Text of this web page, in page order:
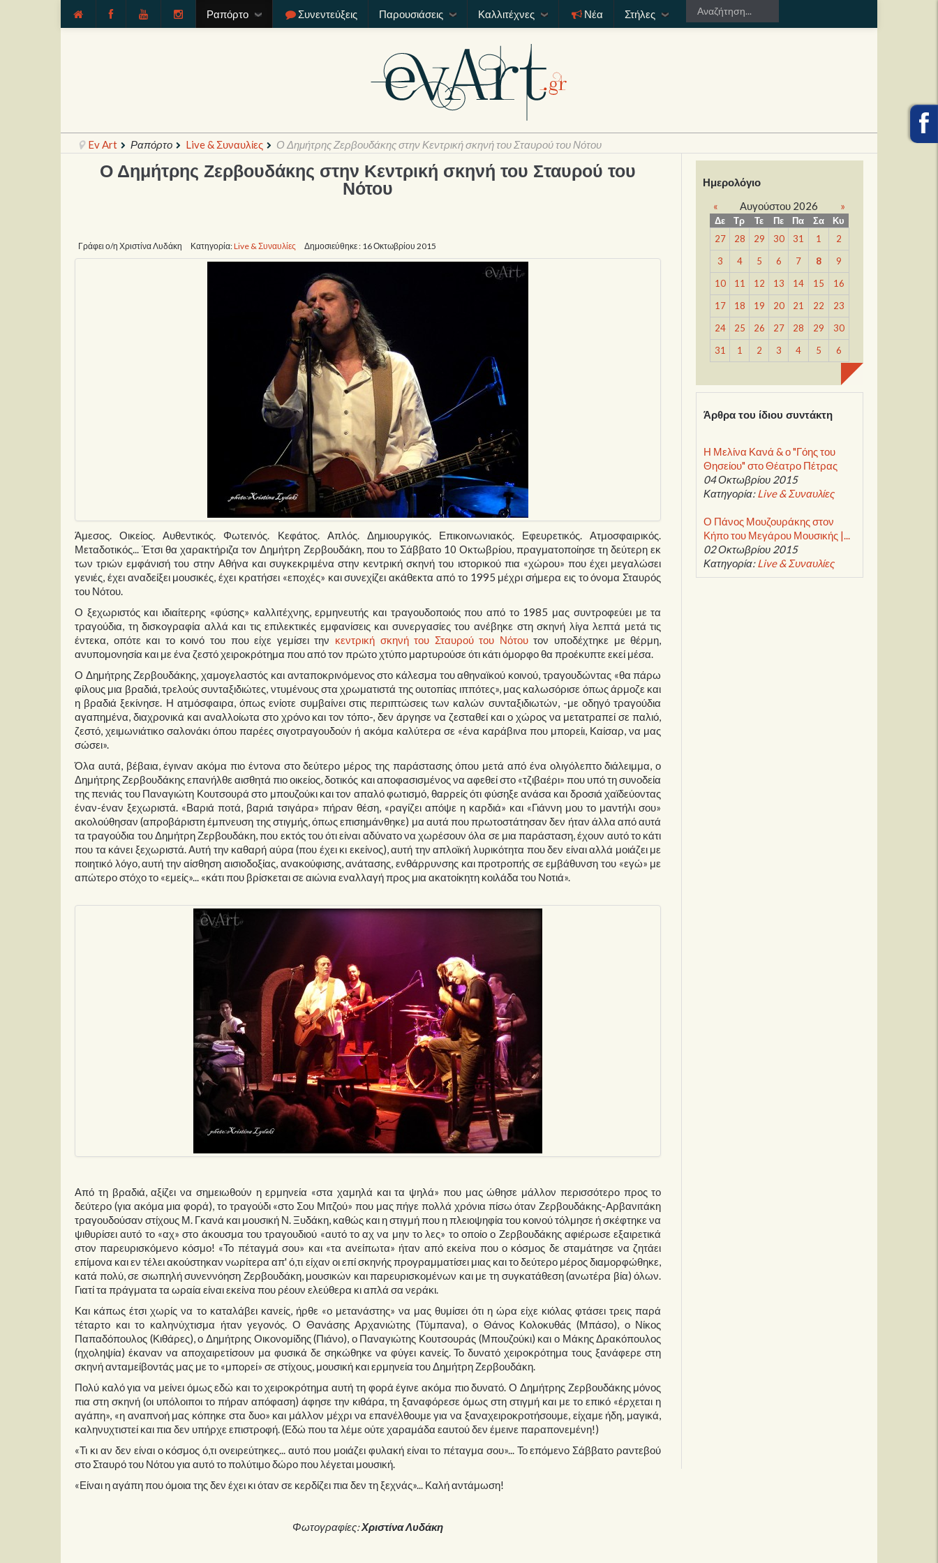
Ραπόρτο Συνεντεύξεις Παρουσιάσεις Καλλιτέχνες Νέα Στήλες
Ev Art Ραπόρτο Live & Συναυλίες Ο Δημήτρης Ζερβουδάκης στην Κεντρική σκηνή του Σταυρού του Νότου
Ο Δημήτρης Ζερβουδάκης στην Κεντρική σκηνή του Σταυρού του
Νότου
Γράφει ο/η Χριστίνα Λυδάκη Κατηγορία:Live & Συναυλίες Δημοσιεύθηκε : 16 Οκτωβρίου 2015
Άμεσος. Οικείος. Αυθεντικός. Φωτεινός. Κεφάτος. Απλός. Δημιουργικός. Επικοινωνιακός. Εφευρετικός. Ατμοσφαιρικός.
Μεταδοτικός... Έτσι θα χαρακτήριζα τον Δημήτρη Ζερβουδάκη, που το Σάββατο 10 Οκτωβρίου, πραγματοποίησε τη δεύτερη εκ
των τριών εμφάνισή του στην Αθήνα και συγκεκριμένα στην κεντρική σκηνή του ιστορικού πια «χώρου» που έχει μεγαλώσει
γενιές, έχει αναδείξει μουσικές, έχει κρατήσει «εποχές» και συνεχίζει ακάθεκτα από το 1995 μέχρι σήμερα εις το όνομα Σταυρός
του Νότου.
Ο ξεχωριστός και ιδιαίτερης «φύσης» καλλιτέχνης, ερμηνευτής και τραγουδοποιός που από το 1985 μας συντροφεύει με τα
τραγούδια, τη δισκογραφία αλλά και τις επιλεκτικές εμφανίσεις και συνεργασίες του ανέβηκε στη σκηνή λίγα λεπτά μετά τις
έντεκα, οπότε και το κοινό του που είχε γεμίσει την κεντρική σκηνή του Σταυρού του Νότουτον υποδέχτηκε με θέρμη,
ανυπομονησία και με ένα ζεστό χειροκρότημα που από τον πρώτο χτύπο μαρτυρούσε ότι κάτι όμορφο θα προέκυπτε εκεί μέσα.
Ο Δημήτρης Ζερβουδάκης, χαμογελαστός και ανταποκρινόμενος στο κάλεσμα του αθηναϊκού κοινού, τραγουδώντας «θα πάρω
φίλους μια βραδιά, τρελούς συνταξιδιώτες, ντυμένους στα χρωματιστά της ουτοπίας ιππότες», μας καλωσόρισε όπως άρμοζε και
η βραδιά ξεκίνησε. Η ατμόσφαιρα, όπως ενίοτε συμβαίνει στις περιπτώσεις των καλών συνταξιδιωτών, -με οδηγό τραγούδια
αγαπημένα, διαχρονικά και αναλλοίωτα στο χρόνο και τον τόπο-, δεν άργησε να ζεσταθεί και ο χώρος να μετατραπεί σε παλιό,
ζεστό, χειμωνιάτικο σαλονάκι όπου παρέες σιγοτραγουδούν ή ακόμα καλύτερα σε «ένα καράβινα που μπορείι, Καίσαρ, να μας
σώσει».
Όλα αυτά, βέβαια, έγιναν ακόμα πιο έντονα στο δεύτερο μέρος της παράστασης όπου μετά από ένα ολιγόλεπτο διάλειμμα, ο
Δημήτρης Ζερβουδάκης επανήλθε αισθητά πιο οικείος, δοτικός και αποφασισμένος να αφεθεί στο «τζιβαέρι» που υπό τη συνοδεία
της πενιάς του Παναγιώτη Κουτσουρά στο μπουζούκι και τον απαλό φωτισμό, θαρρείς ότι φύσηξε ανάσα και δροσιά χαϊδεύοντας
έναν-έναν ξεχωριστά. «Βαριά ποτά, βαριά τσιγάρα» πήραν θέση, «ραγίζει απόψε η καρδιά» και «Γιάννη μου το μαντήλι σου»
ακολούθησαν (απροβάριστη έμπνευση της στιγμής, όπως επισημάνθηκε) μα αυτά που πρωτοστάτησαν δεν ήταν άλλα από αυτά
τα τραγούδια του Δημήτρη Ζερβουδάκη, που εκτός του ότι είναι αδύνατο να χωρέσουν όλα σε μια παράσταση, έχουν αυτό το κάτι
που τα κάνει ξεχωριστά. Αυτή την καθαρή αύρα (που έχει κι εκείνος), αυτή την απλοϊκή λυρικότητα που δεν είναι αλλά μοιάζει με
ποιητικό λόγο, αυτή την αίσθηση αισιοδοξίας, ανακούφισης, ανάτασης, ενθάρρυνσης και προτροπής σε εμβάθυνση του «εγώ» με
απώτερο στόχο το «εμείς»... «κάτι που βρίσκεται σε αιώνια εναλλαγή προς μια ακατοίκητη κοιλάδα του Νοτιά».
Από τη βραδιά, αξίζει να σημειωθούν η ερμηνεία «στα χαμηλά και τα ψηλά» που μας ώθησε μάλλον περισσότερο προς το
δεύτερο (για ακόμα μια φορά), το τραγούδι «στο Σου Μιτζού» που μας πήγε πολλά χρόνια πίσω όταν Ζερβουδάκης-Αρβανιτάκη
τραγουδούσαν στίχους Μ. Γκανά και μουσική Ν. Ξυδάκη, καθώς και η στιγμή που η πλειοψηφία του κοινού τόλμησε ή σκέφτηκε να
ψιθυρίσει αυτό το «αχ» στο άκουσμα του τραγουδιού «αυτό το αχ να μην το λες» το οποίο ο Ζερβουδάκης αφιέρωσε εξαιρετικά
στον παρευρισκόμενο κόσμο! «Το πέταγμά σου» και «τα ανείπωτα» ήταν από εκείνα που ο κόσμος δε σταμάτησε να ζητάει
επίμονα και εν τέλει ακούστηκαν νωρίτερα απ' ό,τι είχαν οι επί σκηνής προγραμματίσει μιας και το δεύτερο μέρος διαμορφώθηκε,
κατά πολύ, σε σιωπηλή συνεννόηση Ζερβουδάκη, μουσικών και παρευρισκομένων και με τη συγκατάθεση (ανωτέρα βία) όλων.
Γιατί τα πράγματα τα ωραία είναι εκείνα που ρέουν ελεύθερα κι απλά σα νεράκι.
Και κάπως έτσι χωρίς να το καταλάβει κανείς, ήρθε «ο μετανάστης» να μας θυμίσει ότι η ώρα είχε κιόλας φτάσει τρεις παρά
τέταρτο και το καληνύχτισμα ήταν γεγονός. Ο Θανάσης Αρχανιώτης (Τύμπανα), ο Θάνος Κολοκυθάς (Μπάσο), ο Νίκος
Παπαδόπουλος (Κιθάρες), ο Δημήτρης Οικονομίδης (Πιάνο), ο Παναγιώτης Κουτσουράς (Μπουζούκι) και ο Μάκης Δρακόπουλος
(ηχοληψία) έκαναν να αποχαιρετίσουν μα φυσικά δε σηκώθηκε να φύγει κανείς. Το δυνατό χειροκρότημα τους ξανάφερε στη
σκηνή ανταμείβοντάς μας με το «μπορεί» σε στίχους, μουσική και ερμηνεία του Δημήτρη Ζερβουδάκη.
Πολύ καλό για να μείνει όμως εδώ και το χειροκρότημα αυτή τη φορά έγινε ακόμα πιο δυνατό. Ο Δημήτρης Ζερβουδάκης μόνος
πια στη σκηνή (οι υπόλοιποι το πήραν απόφαση) άφησε την κιθάρα, τη ξαναφόρεσε όμως στη στιγμή και με το επικό «έρχεται η
αγάπη», «η αναπνοή μας κόπηκε στα δυο» και μάλλον μέχρι να επανέλθουμε για να ξαναχειροκροτήσουμε, είχαμε ήδη, μαγικά,
καληνυχτιστεί και πια δεν υπήρχε επιστροφή. (Εδώ που τα λέμε ούτε χαραμάδα εαυτού δεν έμεινε παραπονεμένη!)
«Τι κι αν δεν είναι ο κόσμος ό,τι ονειρεύτηκες... αυτό που μοιάζει φυλακή είναι το πέταγμα σου»... Το επόμενο Σάββατο ραντεβού
στο Σταυρό του Νότου για αυτό το πολύτιμο δώρο που λέγεται μουσική.
«Είναι η αγάπη που όμοια της δεν έχει κι όταν σε κερδίζει πια δεν τη ξεχνάς»... Καλή αντάμωση!
Φωτογραφίες:Χριστίνα Λυδάκη
Ημερολόγιο
« Αυγούστου 2026 »
Δε Τρ Τε Πε Πα Σα
Κυ
27
28 29 30 31 1
2
3
4 5 6 7 8
9
10
11 12 13 14 15
16
17
18 19 20 21 22
23
24
25 26 27 28 29
30
31
1 2 3 4 5 6
Άρθρα του ίδιου συντάκτη
Η Μελίνα Κανά & ο "Γόης του
Θησείου" στο Θέατρο Πέτρας
04 Οκτωβρίου 2015
Κατηγορία:Live & Συναυλίες
Ο Πάνος Μουζουράκης στον
Κήπο του Μεγάρου Μουσικής |...
02 Οκτωβρίου 2015
Κατηγορία:Live & Συναυλίες